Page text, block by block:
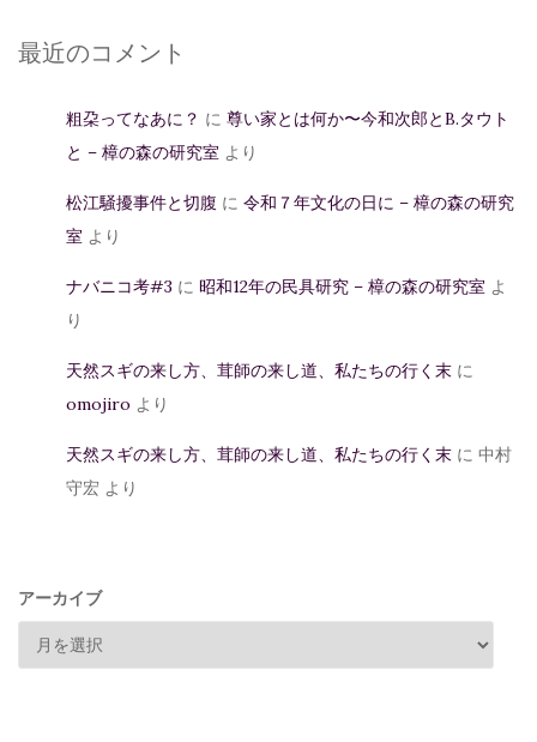
最近のコメント
粗朶ってなあに？ に 尊い家とは何か〜今和次郎とB.タウト
と – 樟の森の研究室 より
松江騒擾事件と切腹 に 令和７年文化の日に – 樟の森の研究
室 より
ナバニコ考#3 に 昭和12年の民具研究 – 樟の森の研究室 よ
り
天然スギの来し方、茸師の来し道、私たちの行く末 に
omojiro より
天然スギの来し方、茸師の来し道、私たちの行く末 に 中村
守宏 より
アーカイブ